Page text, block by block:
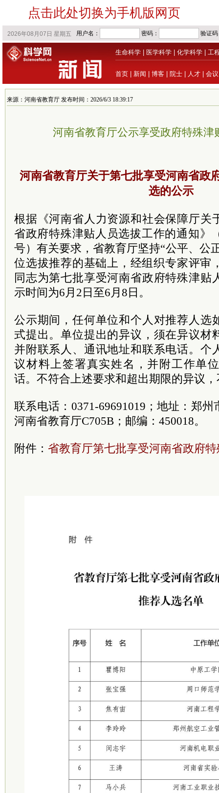
点击此处切换为手机版网页
生命科学 医学科学 化学科学 工
首页 新闻 博客 院士 人才 会议
来源：河南省教育厅 发布时间：2026/6/3 18:39:17
河南省教育厅公示享受政府特殊津
河南省教育厅关于第七批享受河南省政
选的公示
根据《河南省人力资源和社会保障厅关
省政府特殊津贴人员选拔工作的通知》
号）有关要求，省教育厅坚持“公平、公
位选拔推荐的基础上，经组织专家评审
同志为第七批享受河南省政府特殊津贴
示时间为6月2日至6月8日。
公示期间，任何单位和个人对推荐人选
式提出。单位提出的异议，须在异议材
并附联系人、通讯地址和联系电话。个
议材料上签署真实姓名，并附工作单
话。不符合上述要求和超出期限的异议
联系电话：0371-69691019；地址：郑
河南省教育厅C705B；邮编：450018。
附件： 省教育厅第七批享受河南省政府